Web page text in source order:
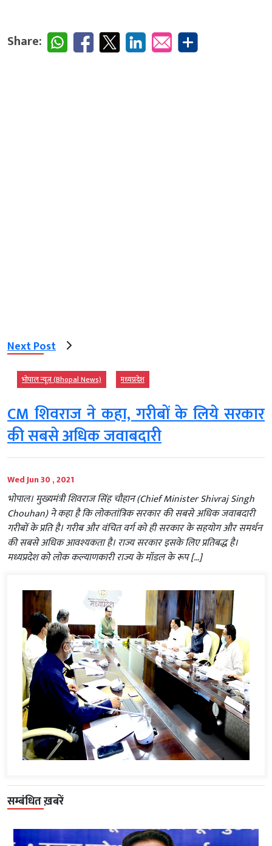
Share:
Next Post
भोपाल न्यूज़ (Bhopal News) मध्‍यप्रदेश
CM शिवराज ने कहा, गरीबों के लिये सरकार
की सबसे अधिक जवाबदारी
Wed Jun 30 , 2021
भोपाल। मुख्यमंत्री शिवराज सिंह चौहान (Chief Minister Shivraj Singh
Chouhan) ने कहा है कि लोकतांत्रिक सरकार की सबसे अधिक जवाबदारी
गरीबों के प्रति है। गरीब और वंचित वर्ग को ही सरकार के सहयोग और समर्थन
की सबसे अधिक आवश्यकता है। राज्य सरकार इसके लिए प्रतिबद्ध है।
मध्यप्रदेश को लोक कल्याणकारी राज्य के मॉडल के रूप […]
सम्बंधित ख़बरें